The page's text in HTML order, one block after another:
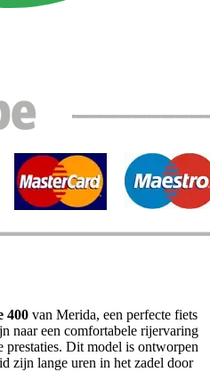
400 van Merida, een perfecte fiets
naar een comfortabele rijervaring
prestaties. Dit model is ontworpen
zijn lange uren in het zadel door